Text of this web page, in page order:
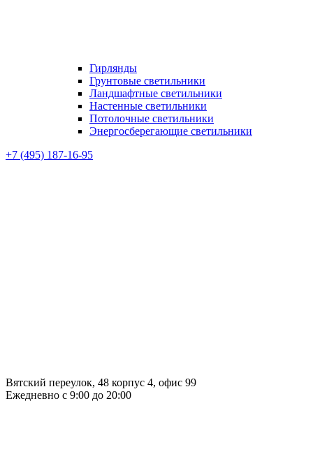
Гирлянды
Грунтовые светильники
Ландшафтные светильники
Настенные светильники
Потолочные светильники
Энергосберегающие светильники
+7 (495) 187-16-95
Вятский переулок, 48 корпус 4, офис 99
Ежедневно с 9:00 до 20:00